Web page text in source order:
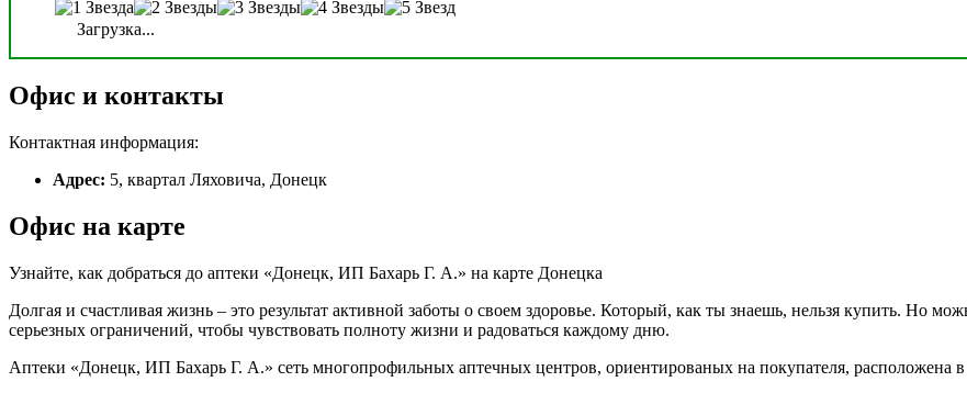
Загрузка...
Офис и контакты
Контактная информация:
Адрес: 5, квартал Ляховича, Донецк
Офис на карте
Узнайте, как добраться до аптеки «Донецк, ИП Бахарь Г. А.» на карте Донецка
Долгая и счастливая жизнь – это результат активной заботы о своем здоровье. Который, как ты знаешь, нельзя купить. Но
серьезных ограничений, чтобы чувствовать полноту жизни и радоваться каждому дню.
Аптеки «Донецк, ИП Бахарь Г. А.» сеть многопрофильных аптечных центров, ориентированых на покупателя, расположена